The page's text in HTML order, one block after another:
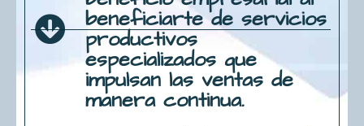
beneficiarte de servicios
productivos
especializados que
impulsan las ventas de
manera continua.